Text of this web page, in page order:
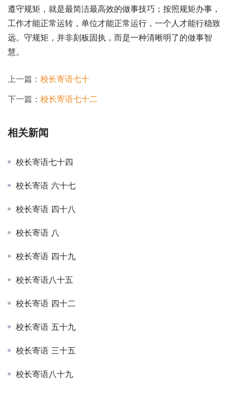
遵守规矩，就是最简洁最高效的做事技巧；按照规矩办事，
工作才能正常运转，单位才能正常运行，一个人才能行稳致
远。守规矩，并非刻板固执，而是一种清晰明了的做事智
慧。
上一篇： 校长寄语七十
下一篇： 校长寄语七十二
相关新闻
校长寄语七十四
校长寄语 六十七
校长寄语 四十八
校长寄语 八
校长寄语 四十九
校长寄语八十五
校长寄语 四十二
校长寄语 五十九
校长寄语 三十五
校长寄语八十九